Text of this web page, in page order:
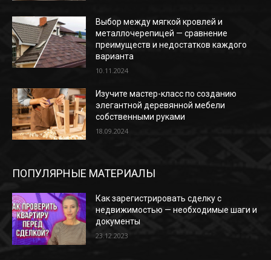
Выбор между мягкой кровлей и
металлочерепицей — сравнение
преимуществ и недостатков каждого
варианта
10.11.2024
Изучите мастер-класс по созданию
элегантной деревянной мебели
собственными руками
18.09.2024
ПОПУЛЯРНЫЕ МАТЕРИАЛЫ
Как зарегистрировать сделку с
недвижимостью — необходимые шаги и
документы
23.12.2023